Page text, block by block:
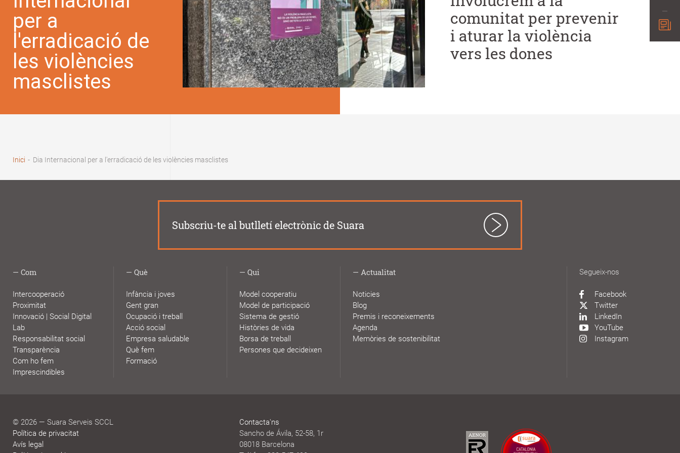
per a
l'erradicació de
les violències
masclistes
comunitat per prevenir
i aturar la violència
vers les dones
Inici - Dia Internacional per a l'erradicació de les violències masclistes
Subscriu-te al butlletí electrònic de Suara
Com
Intercooperació
Proximitat
Innovació | Social Digital
Lab
Responsabilitat social
Transparència
Com ho fem
Imprescindibles
Què
Infància i joves
Gent gran
Ocupació i treball
Acció social
Empresa saludable
Què fem
Formació
Qui
Model cooperatiu
Model de participació
Sistema de gestió
Històries de vida
Borsa de treball
Persones que decideixen
Actualitat
Noticies
Blog
Premis i reconeixements
Agenda
Memòries de sostenibilitat
Segueix-nos
Facebook
Twitter
LinkedIn
YouTube
Instagram
© 2026 — Suara Serveis SCCL
Política de privacitat
Avís legal
Contacta'ns
Sancho de Ávila, 52-58, 1r
08018 Barcelona